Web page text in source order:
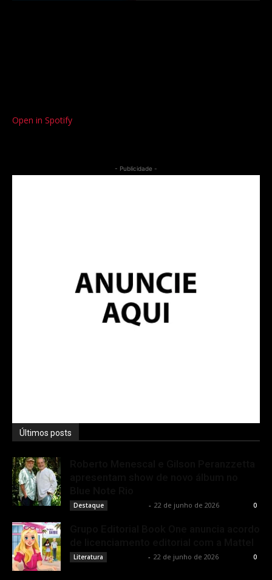
Open in Spotify
- Publicidade -
Últimos posts
Destaque - 22 de junho de 2026 0
Literatura - 22 de junho de 2026 0